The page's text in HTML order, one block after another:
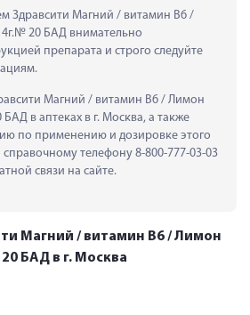
Здравсити Магний / витамин В6 /
20 БАД внимательно
препарата и строго следуйте
Магний / витамин В6 / Лимон
в аптеках в г. Москва, а также
по применению и дозировке этого
телефону 8-800-777-03-03
связи на сайте.
Магний / витамин В6 / Лимон
БАД в г. Москва